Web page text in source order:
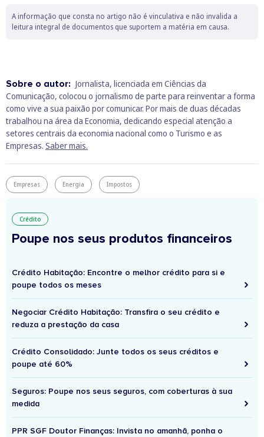
A informação que consta no artigo não é vinculativa e não invalida a
leitura integral de documentos que suportem a matéria em causa.
Sobre o autor: Jornalista, licenciada em Ciências da
Comunicação, colocou o jornalismo de parte para reinventar a forma
como vive a sua paixão por comunicar. Por mais de duas décadas
trabalhou na área da Economia, dedicando especial atenção a
setores centrais da economia nacional como o Turismo e as
Empresas. Saber mais.
Empresas Energia Impostos
Crédito
Poupe nos seus produtos financeiros
Crédito Habitação: Encontre o melhor crédito para si e
poupe todos os meses
Negociar Crédito Habitação: Transfira o seu crédito e
reduza a prestação da casa
Crédito Consolidado: Junte todos os seus créditos e
poupe até 60%
Seguros: Poupe nos seus seguros, com coberturas à sua
medida
PPR SGF Doutor Finanças: Invista no amanhã, ponha o